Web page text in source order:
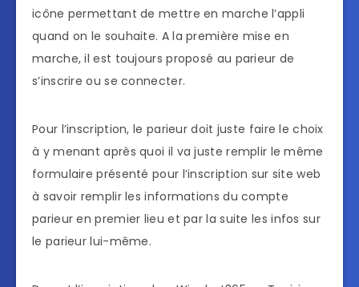
icône permettant de mettre en marche l’appli
quand on le souhaite. A la première mise en
marche, il est toujours proposé au parieur de
s’inscrire ou se connecter.
Pour l’inscription, le parieur doit juste faire le choix
à y menant après quoi il va juste remplir le même
formulaire présenté pour l’inscription sur site web
à savoir remplir les informations du compte
parieur en premier lieu et par la suite les infos sur
le parieur lui-même.